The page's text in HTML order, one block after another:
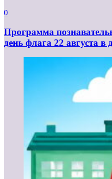
0
Программа
день флага 22 августа в